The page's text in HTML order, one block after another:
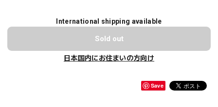
International shipping available
Sold out
日本国内にお住まいの方向け
Save